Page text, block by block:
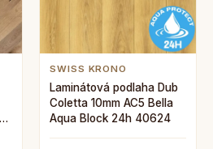
SWISS KRONO
Laminátová podlaha Dub
Coletta 10mm AC5 Bella
Aqua Block 24h 40624